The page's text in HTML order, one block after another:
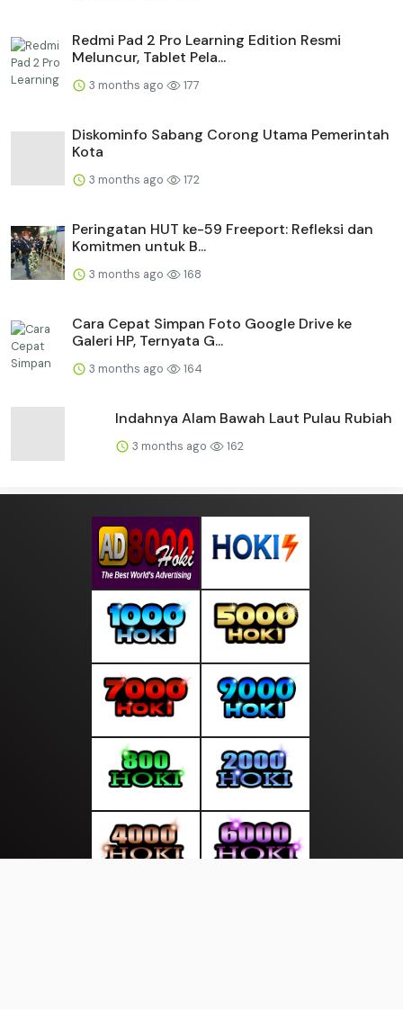
Redmi Pad 2 Pro Learning Edition Resmi
Meluncur, Tablet Pela...
3 months ago 177
Diskominfo Sabang Corong Utama Pemerintah
Kota
3 months ago 172
Peringatan HUT ke-59 Freeport: Refleksi dan
Komitmen untuk B...
3 months ago 168
Cara Cepat Simpan Foto Google Drive ke
Galeri HP, Ternyata G...
3 months ago 164
Indahnya Alam Bawah Laut Pulau Rubiah
3 months ago 162